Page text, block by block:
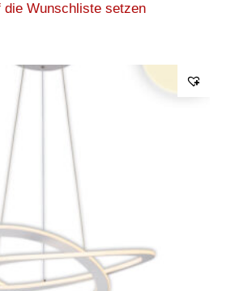
die Wunschliste setzen